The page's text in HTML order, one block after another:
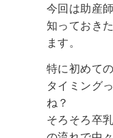
今回は助産
知っておき
ます。
特に初めて
タイミング
ね？
そろそろ卒